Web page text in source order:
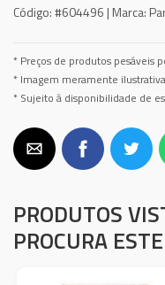
Código:#604496 | Marca:
* Preços de produtos pesáveis
* Imagem meramente
* Sujeito à disponibilidade de
PRODUTOS
PROCURA